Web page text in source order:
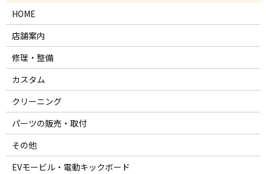
HOME
店舗案内
修理・整備
カスタム
クリーニング
パーツの販売・取付
その他
EVモービル・電動キックボード